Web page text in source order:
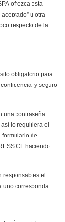
ofrezca esta
u otra
respecto de la
obligatorio para
y seguro
una contraseña
lo requiriera el
formulario de
haciendo
responsables el
uno corresponda.